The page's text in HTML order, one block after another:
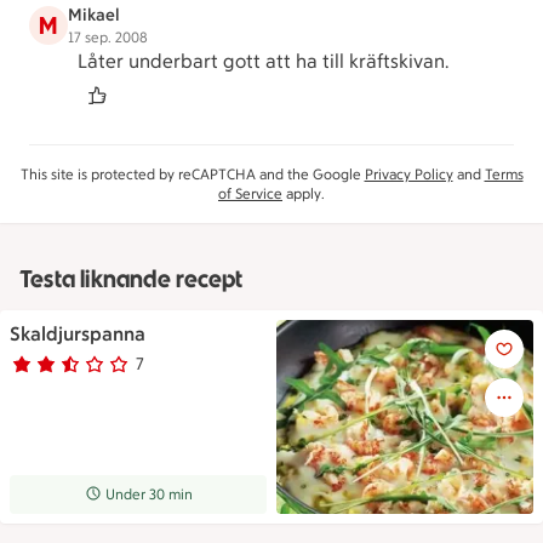
M Mikael
17 sep. 2008
Låter underbart gott att ha till kräftskivan.
This site is protected by reCAPTCHA and the Google Privacy Policyand Terms
of Service apply.
Testa liknande recept
Skaldjurspanna
Betyg 2.6 av 5. 7
7 personer har röstat
Receptet tar Under 30 min att tillaga
Under 30 min
Skaldjurspanna